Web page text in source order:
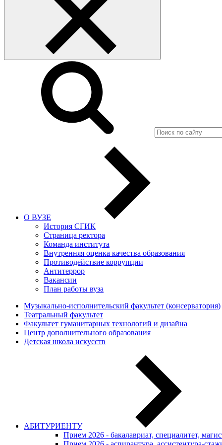
О ВУЗЕ
История СГИК
Страница ректора
Команда института
Внутренняя оценка качества образования
Противодействие коррупции
Антитеррор
Вакансии
План работы вуза
Музыкально-исполнительский факультет (консерватория)
Театральный факультет
Факультет гуманитарных технологий и дизайна
Центр дополнительного образования
Детская школа искусств
АБИТУРИЕНТУ
Прием 2026 - бакалавриат, специалитет,